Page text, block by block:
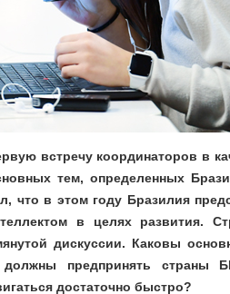
встречу координаторов в
тем, определенных
что в этом году Бразилия
в целях развития.
дискуссии. Каковы
предпринять страны
достаточно быстро?